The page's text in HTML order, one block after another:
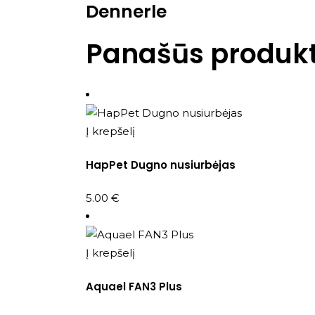
Dennerle
Panašūs
Į krepšelį
HapPet Dugno nusiurbėjas
5.00 €
Į krepšelį
Aquael FAN3 Plus